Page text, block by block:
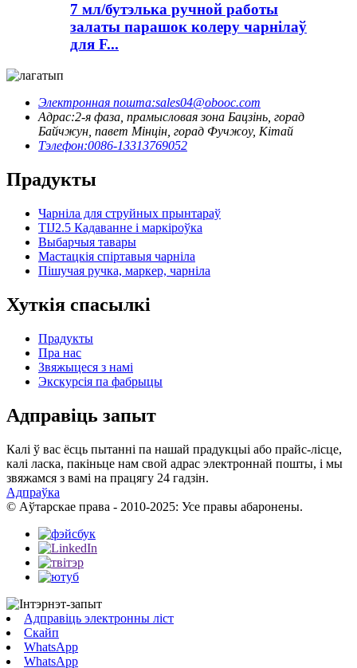
7 мл/бутэлька ручной работы
залаты парашок колеру чарнілаў
для F...
Электронная пошта:sales04@obooc.com
Адрас:2-я фаза, прамысловая зона Бацзінь, горад
Байчжун, павет Мінцін, горад Фучжоу, Кітай
Тэлефон:0086-13313769052
Прадукты
Чарніла для струйных прынтараў
TIJ2.5 Кадаванне і маркіроўка
Выбарчыя тавары
Мастацкія спіртавыя чарніла
Пішучая ручка, маркер, чарніла
Хуткія спасылкі
Прадукты
Пра нас
Звяжыцеся з намі
Экскурсія па фабрыцы
Адправіць запыт
Калі ў вас ёсць пытанні па нашай прадукцыі або прайс-лісце,
калі ласка, пакіньце нам свой адрас электроннай пошты, і мы
звяжамся з вамі на працягу 24 гадзін.
Адпраўка
© Аўтарскае права - 2010-2025: Усе правы абаронены.
Адправіць электронны ліст
Скайп
WhatsApp
WhatsApp